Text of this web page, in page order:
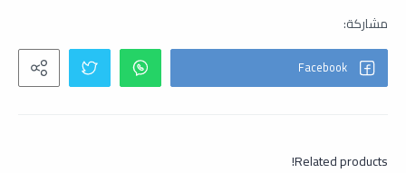
Related products!